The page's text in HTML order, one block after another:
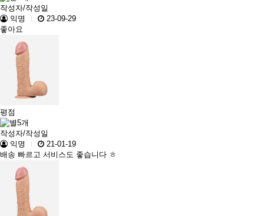
작성자/작성일
익명
23-09-29
좋아요
평점
작성자/작성일
익명
21-01-19
배송 빠르고 서비스도 좋습니다 ㅎ